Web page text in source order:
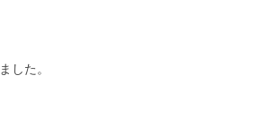
した。